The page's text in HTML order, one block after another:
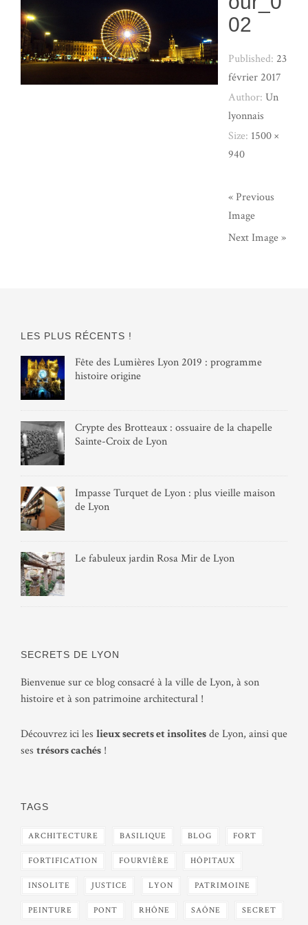
02
Published: 23
février 2017
Author:Un
lyonnais
Size: 1500 ×
940
« Previous
Image
Next Image »
LES PLUS RÉCENTS !
Fête des Lumières Lyon 2019 : programme
histoire origine
Crypte des Brotteaux : ossuaire de la chapelle
Sainte-Croix de Lyon
Impasse Turquet de Lyon : plus vieille maison
de Lyon
Le fabuleux jardin Rosa Mir de Lyon
SECRETS DE LYON
Bienvenue sur ce blog consacré à la ville de Lyon, à son
histoire et à son patrimoine architectural !
Découvrez ici les lieux secrets et insolitesde Lyon, ainsi que
ses trésors cachés !
TAGS
ARCHITECTURE BASILIQUE BLOG FORT
FORTIFICATION FOURVIÈRE HÔPITAUX
INSOLITE JUSTICE LYON PATRIMOINE
PEINTURE PONT RHÔNE SAÔNE SECRET